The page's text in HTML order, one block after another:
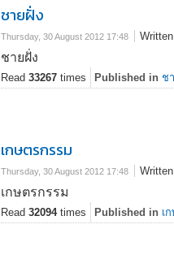
ชายฝั่ง
Thursday, 30 August 2012 17:48
ชายฝั่ง
Read 33267 times Published in ช
เกษตรกรรม
Thursday, 30 August 2012 17:48
เกษตรกรรม
Read 32094times Published in เ